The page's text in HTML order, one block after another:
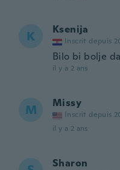
K Ksenija
Inscrit depuis
Bilo bi bolje
il y a 2 ans
M Missy
Inscrit depuis
il y a 2 ans
Sharon